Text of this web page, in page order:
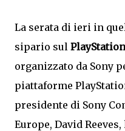
La serata di ieri in
sipario sul
organizzato da Sony
piattaforme
presidente di Sony
Europe, David